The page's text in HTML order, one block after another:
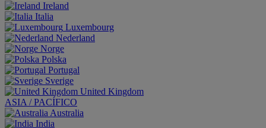
Ireland
Italia
Luxembourg
Nederland
Norge
Polska
Portugal
Sverige
United Kingdom
ASIA / PACÍFICO
Australia
India